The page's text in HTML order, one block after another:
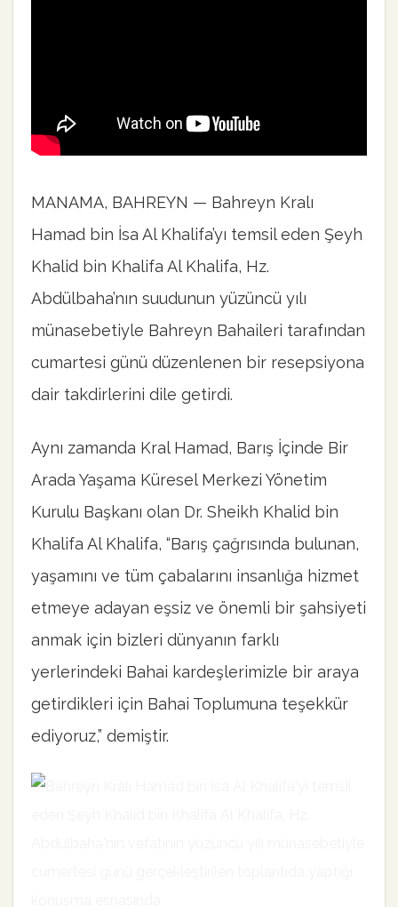
MANAMA, BAHREYN — Bahreyn Kralı
Hamad bin İsa Al Khalifa’yı temsil eden Şeyh
Khalid bin Khalifa Al Khalifa, Hz.
Abdülbaha’nın suudunun yüzüncü yılı
münasebetiyle Bahreyn Bahaileri tarafından
cumartesi günü düzenlenen bir resepsiyona
dair takdirlerini dile getirdi.
Aynı zamanda Kral Hamad, Barış İçinde Bir
Arada Yaşama Küresel Merkezi Yönetim
Kurulu Başkanı olan Dr. Sheikh Khalid bin
Khalifa Al Khalifa, “Barış çağrısında bulunan,
yaşamını ve tüm çabalarını insanlığa hizmet
etmeye adayan eşsiz ve önemli bir şahsiyeti
anmak için bizleri dünyanın farklı
yerlerindeki Bahai kardeşlerimizle bir araya
getirdikleri için Bahai Toplumuna teşekkür
ediyoruz,” demiştir.